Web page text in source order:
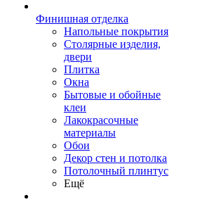
Финишная отделка
Напольные покрытия
Столярные изделия,
двери
Плитка
Окна
Бытовые и обойные
клеи
Лакокрасочные
материалы
Обои
Декор стен и потолка
Потолочный плинтус
Ещё